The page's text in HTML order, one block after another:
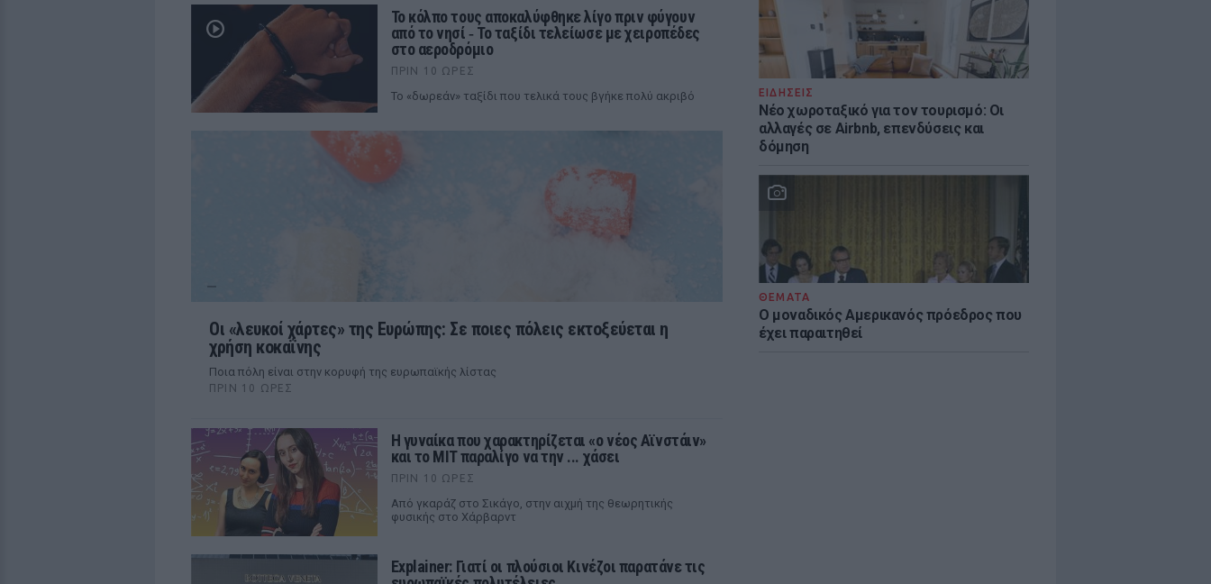
ΕΙΔΗΣΕΙΣ
Νέο χωροταξικό για τον τουρισμό: Οι
αλλαγές σε Airbnb, επενδύσεις και
δόμηση
ΘΕΜΑΤΑ
Ο μοναδικός Αμερικανός πρόεδρος που
έχει παραιτηθεί
Το κόλπο τους αποκαλύφθηκε λίγο πριν φύγουν
από το νησί ‑ Το ταξίδι τελείωσε με χειροπέδες
στο αεροδρόμιο
ΠΡΙΝ 10 ΏΡΕΣ
Το «δωρεάν» ταξίδι που τελικά τους βγήκε πολύ ακριβό
Οι «λευκοί χάρτες» της Ευρώπης: Σε ποιες πόλεις εκτοξεύεται η
χρήση κοκαΐνης
Ποια πόλη είναι στην κορυφή της ευρωπαϊκής λίστας
ΠΡΙΝ 10 ΏΡΕΣ
Η γυναίκα που χαρακτηρίζεται «ο νέος Αϊνστάιν»
και το MIT παραλίγο να την ... χάσει
ΠΡΙΝ 10 ΏΡΕΣ
Από γκαράζ στο Σικάγο, στην αιχμή της θεωρητικής
φυσικής στο Χάρβαρντ
Explainer: Γιατί οι πλούσιοι Κινέζοι παρατάνε τις